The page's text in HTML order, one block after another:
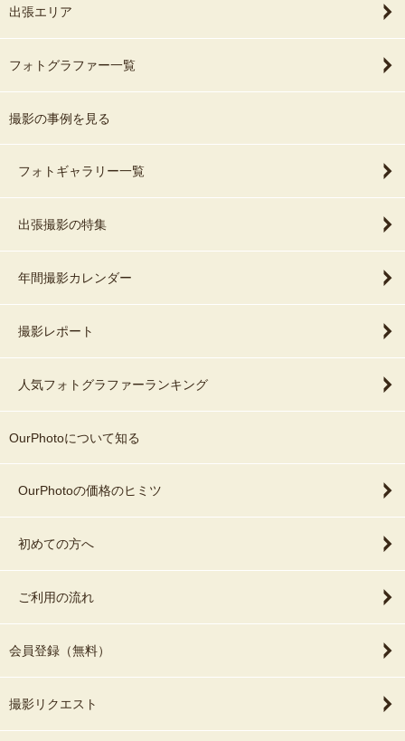
出張エリア
フォトグラファー一覧
撮影の事例を見る
フォトギャラリー一覧
出張撮影の特集
年間撮影カレンダー
撮影レポート
人気フォトグラファーランキング
OurPhotoについて知る
OurPhotoの価格のヒミツ
初めての方へ
ご利用の流れ
会員登録（無料）
撮影リクエスト